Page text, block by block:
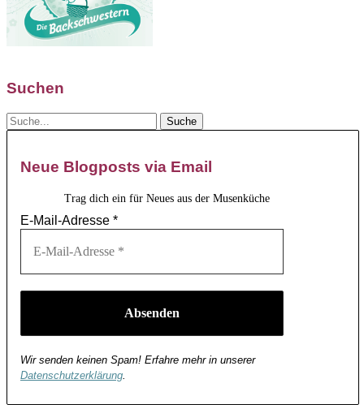
Suchen
Neue Blogposts via Email
Trag dich ein für Neues aus der Musenküche
E-Mail-Adresse *
Wir senden keinen Spam! Erfahre mehr in unserer
Datenschutzerklärung.